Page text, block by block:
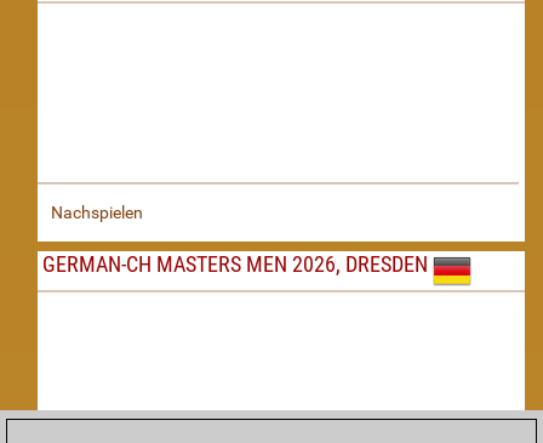
Nachspielen
GERMAN-CH MASTERS MEN 2026, DRESDEN